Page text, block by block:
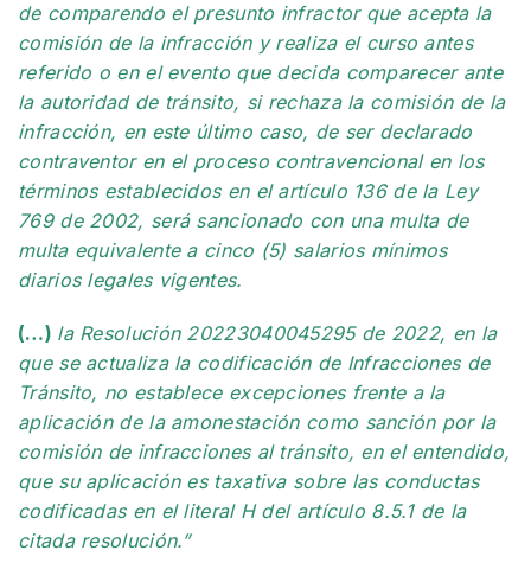
de comparendo el presunto infractor que acepta la
comisión de la infracción y realiza el curso antes
referido o en el evento que decida comparecer ante
la autoridad de tránsito, si rechaza la comisión de la
infracción, en este último caso, de ser declarado
contraventor en el proceso contravencional en los
términos establecidos en el artículo 136 de la Ley
769 de 2002, será sancionado con una multa de
multa equivalente a cinco (5) salarios mínimos
diarios legales vigentes.
(…) la Resolución 20223040045295 de 2022, en la
que se actualiza la codificación de Infracciones de
Tránsito, no establece excepciones frente a la
aplicación de la amonestación como sanción por la
comisión de infracciones al tránsito, en el entendido,
que su aplicación es taxativa sobre las conductas
codificadas en el literal H del artículo 8.5.1 de la
citada resolución.”